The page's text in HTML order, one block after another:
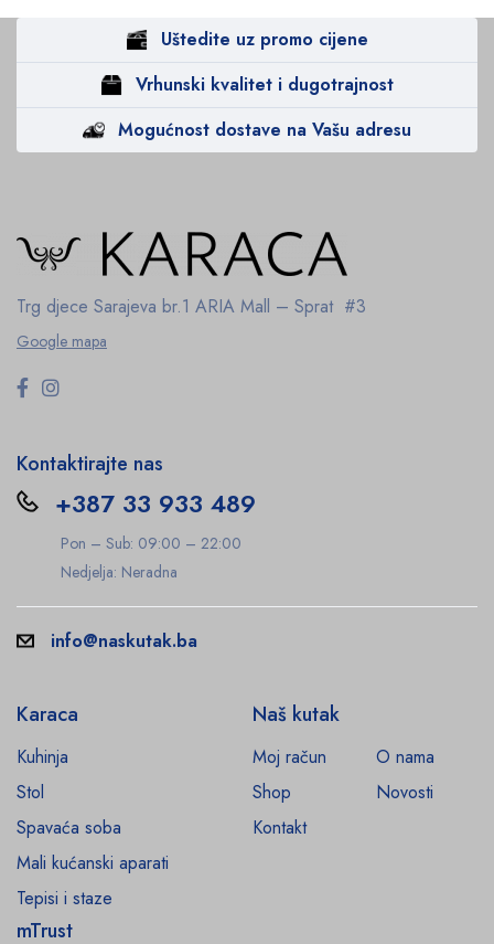
Uštedite uz promo cijene
Vrhunski kvalitet i dugotrajnost
Mogućnost dostave na Vašu adresu
Trg djece Sarajeva br.1 ARIA Mall – Sprat #3
Google mapa
Kontaktirajte nas
+387 33 933 489
Pon – Sub: 09:00 – 22:00
Nedjelja: Neradna
info@naskutak.ba
Karaca
Kuhinja
Stol
Spavaća soba
Mali kućanski aparati
Tepisi i staze
Naš kutak
Moj račun
O nama
Shop
Novosti
Kontakt
mTrust